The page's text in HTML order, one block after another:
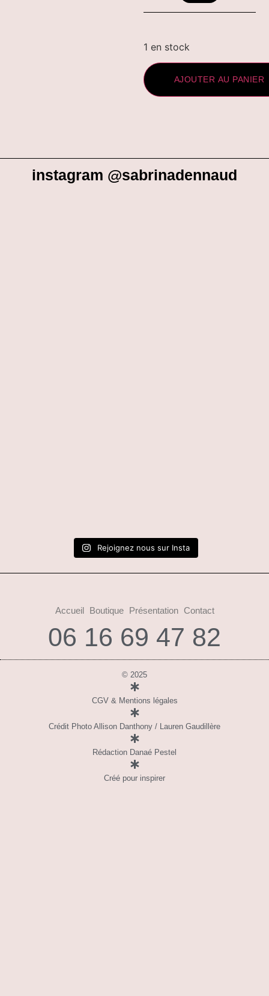
1 en stock
AJOUTER AU PANIER
instagram @sabrinadennaud
Rejoignez nous sur Insta
Accueil Boutique Présentation Contact
06 16 69 47 82
© 2025
CGV & Mentions légales
Crédit Photo Allison Danthony / Lauren Gaudillère
Rédaction Danaé Pestel
Créé pour inspirer